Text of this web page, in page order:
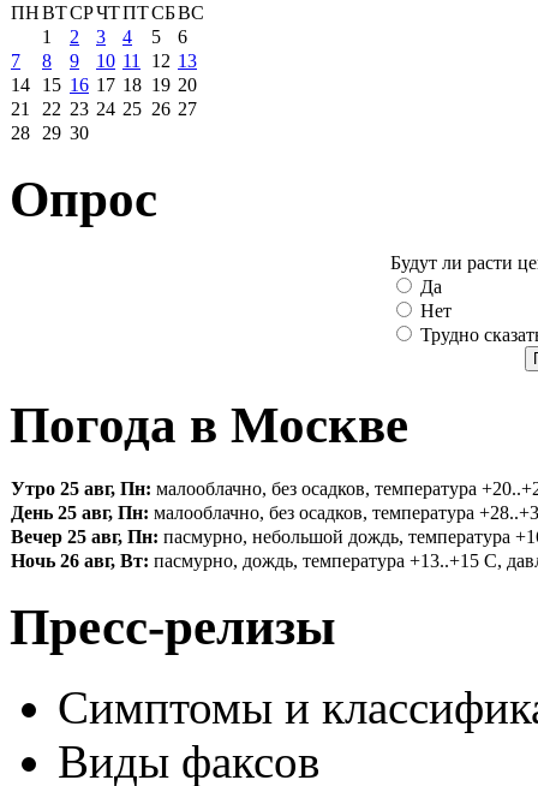
ПНВТСРЧТПТСБВС
1
2 3 4 5
6
7
8 9 10 11 12 13
14
15 16 17 18 19 20
21
22 23 24 25 26 27
28
29 30
Опрос
Будут ли расти
Да
Нет
Трудно
Погода в Москве
Утро 25 авг, Пн: малооблачно, без осадков, температура
День 25 авг, Пн: малооблачно, без осадков, температура
Вечер 25 авг, Пн: пасмурно, небольшой дождь, температура
Ночь 26 авг, Вт: пасмурно, дождь, температура +13..+15 С,
Пресс-релизы
Симптомы и
Виды факсов